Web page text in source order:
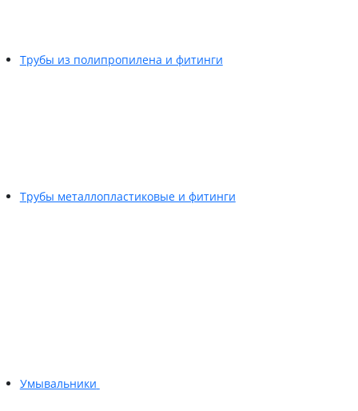
Трубы из полипропилена и фитинги
Трубы металлопластиковые и фитинги
Умывальники